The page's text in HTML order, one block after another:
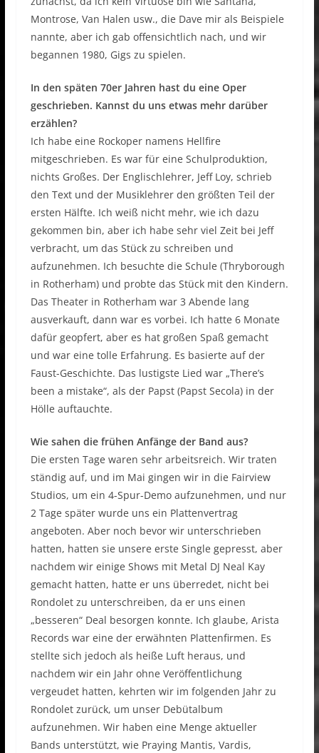
Montrose, Van Halen usw., die Dave mir als Beispiele
nannte, aber ich gab offensichtlich nach, und wir
begannen 1980, Gigs zu spielen.
In den späten 70er Jahren hast du eine Oper
geschrieben. Kannst du uns etwas mehr darüber
erzählen?
Ich habe eine Rockoper namens Hellfire
mitgeschrieben. Es war für eine Schulproduktion,
nichts Großes. Der Englischlehrer, Jeff Loy, schrieb
den Text und der Musiklehrer den größten Teil der
ersten Hälfte. Ich weiß nicht mehr, wie ich dazu
gekommen bin, aber ich habe sehr viel Zeit bei Jeff
verbracht, um das Stück zu schreiben und
aufzunehmen. Ich besuchte die Schule (Thryborough
in Rotherham) und probte das Stück mit den Kindern.
Das Theater in Rotherham war 3 Abende lang
ausverkauft, dann war es vorbei. Ich hatte 6 Monate
dafür geopfert, aber es hat großen Spaß gemacht
und war eine tolle Erfahrung. Es basierte auf der
Faust-Geschichte. Das lustigste Lied war „There’s
been a mistake“, als der Papst (Papst Secola) in der
Hölle auftauchte.
Wie sahen die frühen Anfänge der Band aus?
Die ersten Tage waren sehr arbeitsreich. Wir traten
ständig auf, und im Mai gingen wir in die Fairview
Studios, um ein 4-Spur-Demo aufzunehmen, und nur
2 Tage später wurde uns ein Plattenvertrag
angeboten. Aber noch bevor wir unterschrieben
hatten, hatten sie unsere erste Single gepresst, aber
nachdem wir einige Shows mit Metal DJ Neal Kay
gemacht hatten, hatte er uns überredet, nicht bei
Rondolet zu unterschreiben, da er uns einen
„besseren“ Deal besorgen konnte. Ich glaube, Arista
Records war eine der erwähnten Plattenfirmen. Es
stellte sich jedoch als heiße Luft heraus, und
nachdem wir ein Jahr ohne Veröffentlichung
vergeudet hatten, kehrten wir im folgenden Jahr zu
Rondolet zurück, um unser Debütalbum
aufzunehmen. Wir haben eine Menge aktueller
Bands unterstützt, wie Praying Mantis, Vardis,